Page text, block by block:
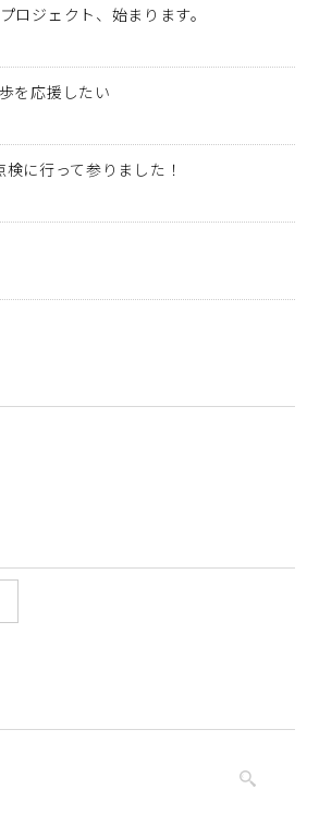
ロジェクト、始まります。
を応援したい
検に行って参りました！